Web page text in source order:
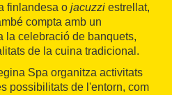
finlandesa o jacuzzi estrellat,
compta amb un
la celebració de banquets,
de la cuina tradicional.
Spa organitza activitats
possibilitats de l'entorn, com